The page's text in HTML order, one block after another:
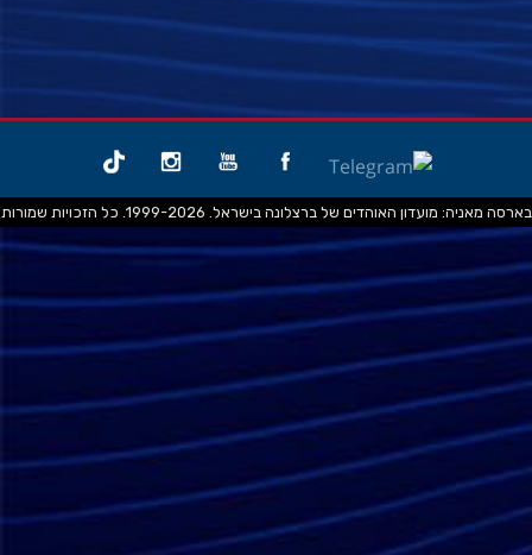
בארסה מאניה: מועדון האוהדים של ברצלונה בישראל. 1999-2026. כל הזכויות שמורות